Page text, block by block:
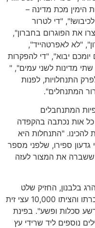
הימין מכת מדינה –
"די לטרור
את הפוגרום בחברון",
"לא לאפרטהייד",
יבוא", "די להפקרות
מדינות לשני עמים", "
התנחלויות, לפנות
המתנחלים".
המתנחבלים
כל אות נכתבה בהקפדה
"התנחלות היא
ספירו, שלפני מספר
ששברה את המצור לעזה
בלבנון, החזיק שלט
ארוך שהכין במו ידיו: "מתנחלי יצהר כרתו והציתו 10,000 עצי זית
סכלות ופשע". בפינת
נוספים ליד שרידי עץ